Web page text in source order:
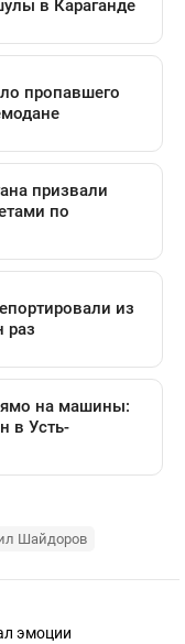
Шайдоров
эмоции